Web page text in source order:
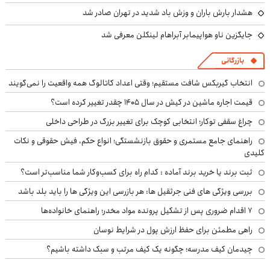
هشدار بارش باران و وزش باد شدید در تهران صادر شد
جایگزین ناو هواپیمابر آبراهام لینکلن معرفی شد
بازرگانی
انتخاب گیربکس شافت مستقیم؛ وقتی اعداد کاتالوگ همه واقعیت را نمی‌گویند
قیمت اجاره ماشین در کیش در سال ۱۴۰۵ چقدر تغییر کرده است؟
چراغ سقفی توکار؛ انتخابی کوچک برای تغییر بزرگ در طراحی داخلی
راهنمای جامع مستمری و حقوق بازنشستگی؛ انواع حکم، فیش حقوقی و نکات
کلیدی
ثبت برند یا خرید برند آماده : کدام راه برای کسب‌وکار شما مناسب‌تر است؟
بررسی ویژگی های فنی جرثقیل ها: هر بازرسی این ویژگی ها را باید بلد باشد
۷ اقدام ضروری پس از تشکیل پرونده مواد مخدر؛ راهنمای خانواده‌ها
راهی مطمئن برای حفظ ارزش پول در شرایط نوسان
چیدمان کیف مدرسه؛ چگونه یک کیف مرتب و سبک داشته باشیم؟